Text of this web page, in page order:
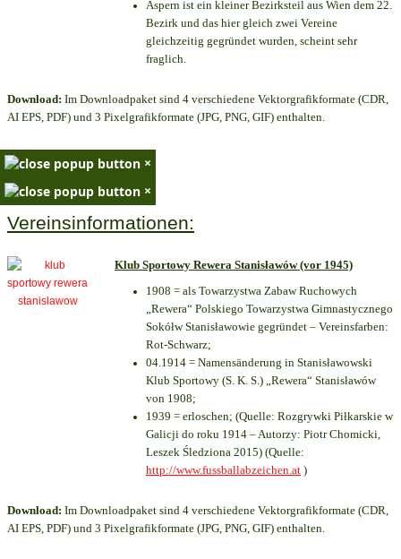
Aspern ist ein kleiner Bezirksteil aus Wien dem 22.
Bezirk und das hier gleich zwei Vereine
gleichzeitig gegründet wurden, scheint sehr
fraglich.
Download: Im Downloadpaket sind 4 verschiedene Vektorgrafikformate (CDR,
AI EPS, PDF) und 3 Pixelgrafikformate (JPG, PNG, GIF) enthalten.
×
×
Vereinsinformationen:
Klub Sportowy Rewera Stanisławów (vor 1945)
1908 = als Towarzystwa Zabaw Ruchowych
„Rewera“ Polskiego Towarzystwa Gimnastycznego
Sokółw Stanisławowie gegründet – Vereinsfarben:
Rot-Schwarz;
04.1914 = Namensänderung in Stanisławowski
Klub Sportowy (S. K. S.) „Rewera“ Stanisławów
von 1908;
1939 = erloschen; (Quelle: Rozgrywki Piłkarskie w
Galicji do roku 1914 – Autorzy: Piotr Chomicki,
Leszek Śledziona 2015) (Quelle:
http://www.fussballabzeichen.at )
Download: Im Downloadpaket sind 4 verschiedene Vektorgrafikformate (CDR,
AI EPS, PDF) und 3 Pixelgrafikformate (JPG, PNG, GIF) enthalten.